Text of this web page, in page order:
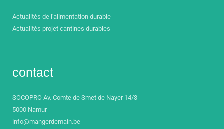
Actualités de l'alimentation durable
Actualités projet cantines durables
contact
SOCOPRO Av. Comte de Smet de Nayer 14/3
5000 Namur
info@mangerdemain.be